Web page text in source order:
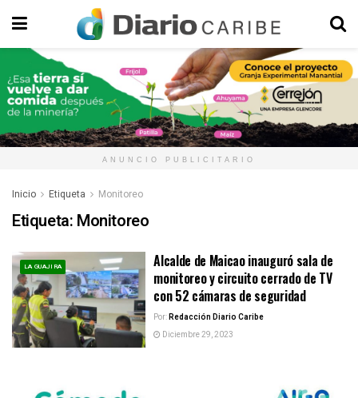
ANUNCIO PUBLICITARIO
Inicio Etiqueta Monitoreo
Etiqueta: Monitoreo
LA GUAJIRA
Alcalde de Maicao inauguró sala de
monitoreo y circuito cerrado de TV
con 52 cámaras de seguridad
Por:Redacción Diario Caribe
Diciembre 29, 2023